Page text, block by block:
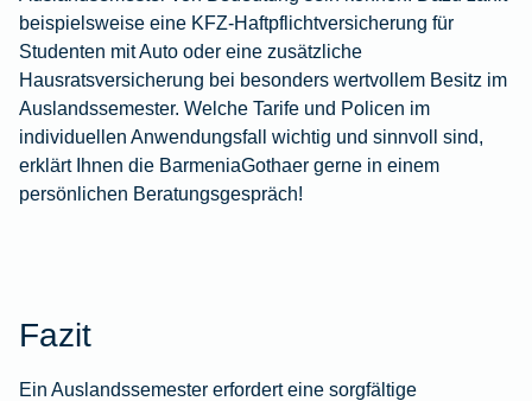
beispielsweise eine KFZ-Haftpflichtversicherung für
Studenten mit Auto oder eine zusätzliche
Hausratsversicherung bei besonders wertvollem Besitz im
Auslandssemester. Welche Tarife und Policen im
individuellen Anwendungsfall wichtig und sinnvoll sind,
erklärt Ihnen die BarmeniaGothaer gerne in einem
persönlichen Beratungsgespräch!
Fazit
Ein Auslandssemester erfordert eine sorgfältige